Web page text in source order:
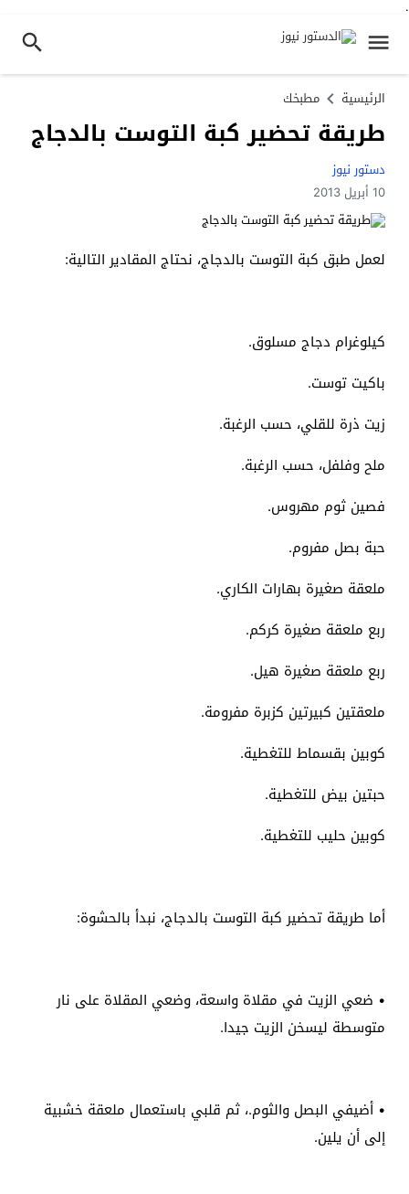
.
الرئيسية مطبخك
طريقة تحضير كبة التوست بالدجاج
دستور نيوز
10 أبريل 2013
لعمل طبق كبة التوست بالدجاج، نحتاج المقادير التالية:
كيلوغرام دجاج مسلوق.
باكيت توست.
زيت ذرة للقلي، حسب الرغبة.
ملح وفلفل، حسب الرغبة.
فصين ثوم مهروس.
حبة بصل مفروم.
ملعقة صغيرة بهارات الكاري.
ربع ملعقة صغيرة كركم.
ربع ملعقة صغيرة هيل.
ملعقتين كبيرتين كزبرة مفرومة.
كوبين بقسماط للتغطية.
حبتين بيض للتغطية.
كوبين حليب للتغطية.
أما طريقة تحضير كبة التوست بالدجاج، نبدأ بالحشوة:
• ضعي الزيت في مقلاة واسعة، وضعي المقلاة على نار
متوسطة ليسخن الزيت جيدا.
• أضيفي البصل والثوم.، ثم قلبي باستعمال ملعقة خشبية
إلى أن يلين.